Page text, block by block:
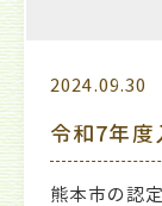
2024.09.30
令和7年度
熊本市の認